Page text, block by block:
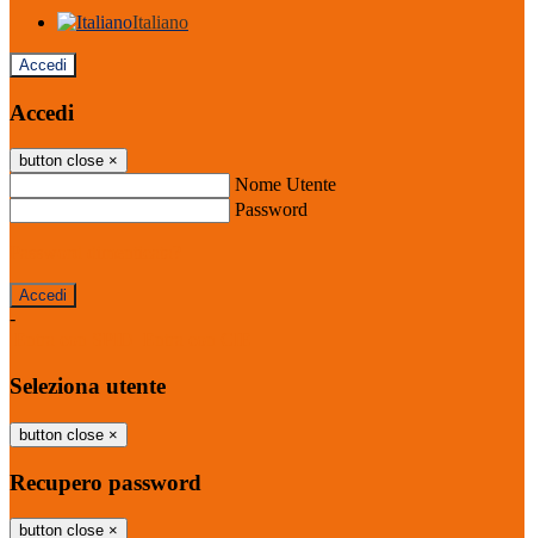
Italiano
Accedi
Accedi
button close ×
Nome Utente
Password
-
Seleziona utente
button close ×
Recupero password
button close ×